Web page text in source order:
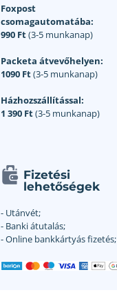
Foxpost
csomagautomatába:
990 Ft(3-5 munkanap)
Packeta átvevőhelyen:
1090 Ft(3-5 munkanap)
Házhozszállítással:
1 390 Ft(3-5 munkanap)
Fizetési
lehetőségek
- Utánvét;
- Banki átutalás;
- Online bankkártyás fizetés;